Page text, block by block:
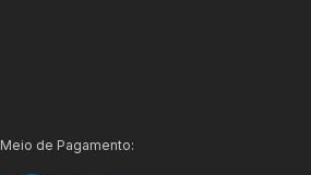
Meio de Pagamento: